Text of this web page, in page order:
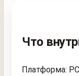
Что
Платформа: PC